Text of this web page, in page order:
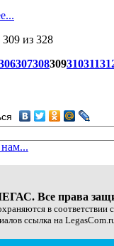
из 328
307308309310311
Все права
в соответствии
ссылка на